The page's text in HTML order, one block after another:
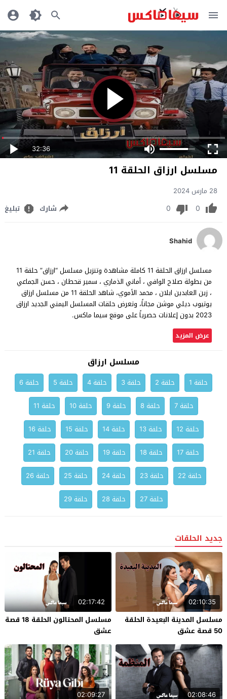
32:36
مسلسل ارزاق الحلقة 11
28 مارس 2024
0
0 شارك تبليغ
Shahid
مسلسل ارزاق الحلقة 11 كاملة مشاهدة وتنزيل مسلسل “ارزاق” حلقة 11
من بطولة صلاح الوافي ، أماني الذماري ، سمير قحطان ، حسن الجماعي
، زين العابدين ابلان ، محمد الأموي، شاهد الحلقة 11 من مسلسل ارزاق
يوتيوب ديلي موشن مجاناً، وتعرض حلقات المسلسل اليمني الجديد ارزاق
2023 بدون إعلانات حصرياً على موقع سيما ماكس.
عرض المزيد
مسلسل ارزاق
حلقة 1 حلقة 2 حلقة 3 حلقة 4 حلقة 5
حلقة 6
حلقة 7
حلقة 8 حلقة 9 حلقة 10
حلقة 11
حلقة 12
حلقة 13 حلقة 14 حلقة 15
حلقة 16
حلقة 17
حلقة 18 حلقة 19 حلقة 20
حلقة 21
حلقة 22
حلقة 23 حلقة 24 حلقة 25
حلقة 26
حلقة 27
حلقة 28 حلقة 29
جديد الحلقات
02:10:35
مسلسل المدينة البعيدة الحلقة
50 قصة عشق
02:17:42
مسلسل المحتالون الحلقة 18 قصة
عشق
02:08:46
02:09:27